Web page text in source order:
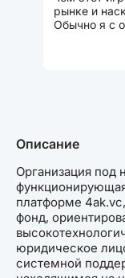
рынке и
Обычно я с
Описание
Организация под
платформе
фонд,
юридическое
системной